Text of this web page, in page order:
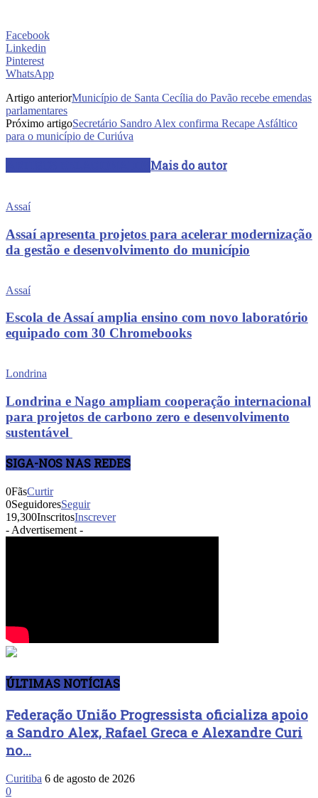
Facebook
Linkedin
Pinterest
WhatsApp
Artigo anteriorMunicípio de Santa Cecília do Pavão recebe emendas
parlamentares
Próximo artigoSecretário Sandro Alex confirma Recape Asfáltico
para o município de Curiúva
Mais do autor
Assaí
Assaí apresenta projetos para acelerar modernização
da gestão e desenvolvimento do município
Assaí
Escola de Assaí amplia ensino com novo laboratório
equipado com 30 Chromebooks
Londrina
Londrina e Nago ampliam cooperação internacional
para projetos de carbono zero e desenvolvimento
sustentável
SIGA-NOS NAS REDES
0FãsCurtir
0SeguidoresSeguir
19,300InscritosInscrever
- Advertisement -
ÚLTIMAS NOTÍCIAS
Federação União Progressista oficializa apoio
a Sandro Alex, Rafael Greca e Alexandre Curi
no...
Curitiba 6 de agosto de 2026
0